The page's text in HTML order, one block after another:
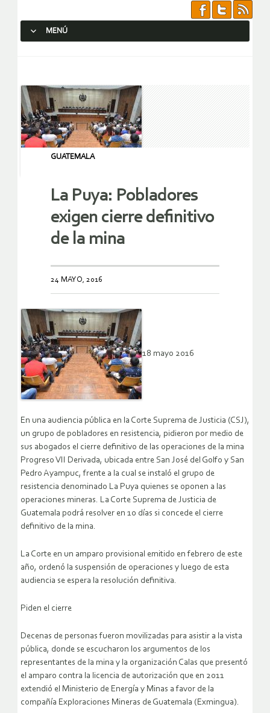
MENÚ
GUATEMALA
La Puya: Pobladores
exigen cierre definitivo
de la mina
24 MAYO, 2016
18 mayo 2016
En una audiencia pública en la Corte Suprema de Justicia (CSJ),
un grupo de pobladores en resistencia, pidieron por medio de
sus abogados el cierre definitivo de las operaciones de la mina
Progreso VII Derivada, ubicada entre San José del Golfo y San
Pedro Ayampuc, frente a la cual se instaló el grupo de
resistencia denominado La Puya quienes se oponen a las
operaciones mineras. La Corte Suprema de Justicia de
Guatemala podrá resolver en 10 días si concede el cierre
definitivo de la mina.
La Corte en un amparo provisional emitido en febrero de este
año, ordenó la suspensión de operaciones y luego de esta
audiencia se espera la resolución definitiva.
Piden el cierre
Decenas de personas fueron movilizadas para asistir a la vista
pública, donde se escucharon los argumentos de los
representantes de la mina y la organización Calas que presentó
el amparo contra la licencia de autorización que en 2011
extendió el Ministerio de Energía y Minas a favor de la
compañía Exploraciones Mineras de Guatemala (Exmingua).